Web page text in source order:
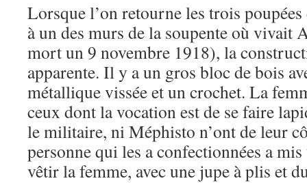
Lorsque l’on retourne les trois
à un des murs de la soupente où vivait
mort un 9 novembre 1918), la
apparente. Il y a un gros bloc de bois
métallique vissée et un crochet. La
ceux dont la vocation est de se faire
le militaire, ni Méphisto n’ont de leur
personne qui les a confectionnées a
vêtir la femme, avec une jupe à plis et